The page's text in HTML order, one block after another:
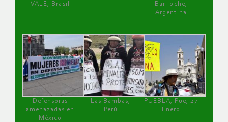
VALE, Brasil
Bariloche,
Argentina
Defensoras
amenazadas en
México
Las Bambas,
Perú
PUEBLA, Pue, 27
Enero